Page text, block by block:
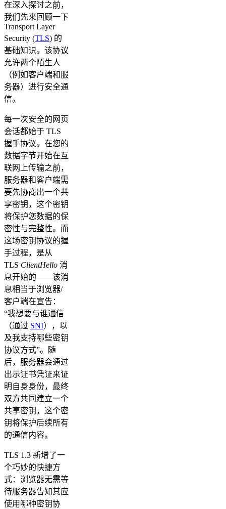
在深入探讨之前，
我们先来回顾一下
Transport Layer
Security (TLS) 的
基础知识。该协议
允许两个陌生人
（例如客户端和服
务器）进行安全通
信。
每一次安全的网页
会话都始于 TLS
握手协议。在您的
数据字节开始在互
联网上传输之前，
服务器和客户端需
要先协商出一个共
享密钥，这个密钥
将保护您数据的保
密性与完整性。而
这场密钥协议的握
手过程，是从
TLS ClientHello 消
息开始的——该消
息相当于浏览器/
客户端在宣告：
“我想要与谁通信
（通过 SNI），以
及我支持哪些密钥
协议方式”。随
后，服务器会通过
出示证书凭证来证
明自身身份，最终
双方共同建立一个
共享密钥，这个密
钥将保护后续所有
的通信内容。
TLS 1.3 新增了一
个巧妙的快捷方
式：浏览器无需等
待服务器告知其应
使用哪种密钥协